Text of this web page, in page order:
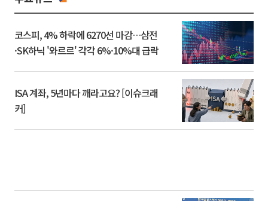
코스피, 4% 하락에 6270선 마감…삼전
·SK하닉 '와르르' 각각 6%·10%대 급락
ISA 계좌, 5년마다 깨라고요? [이슈크래
커]